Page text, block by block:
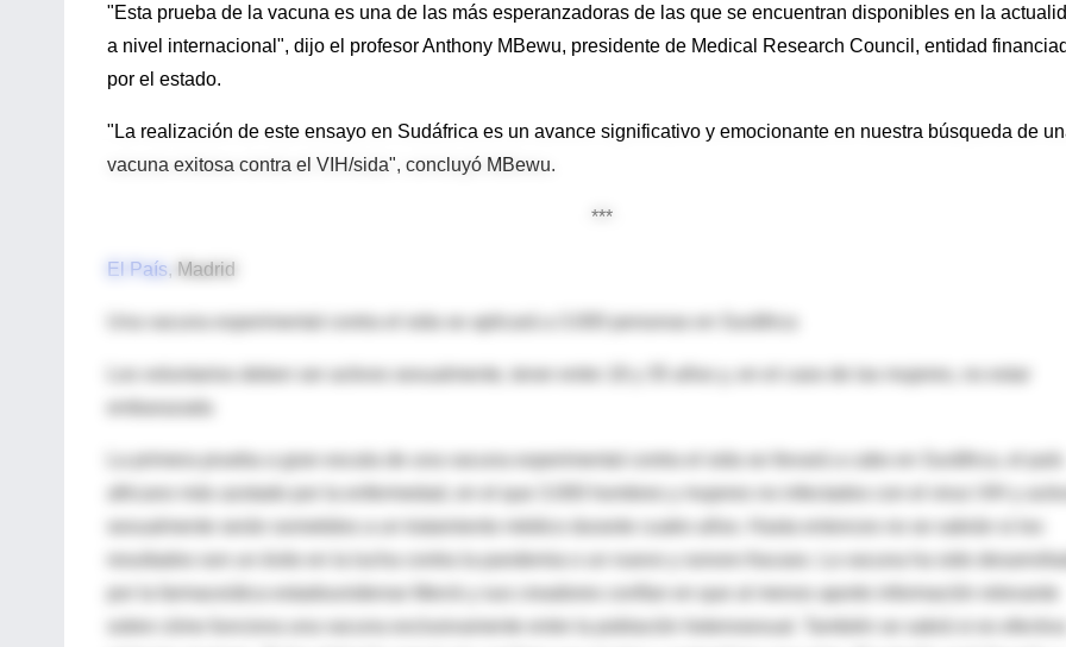
"Esta prueba de la vacuna es una de las más esperanzadoras de las que se encuentran disponibles en la
a nivel internacional", dijo el profesor Anthony MBewu, presidente de Medical Research Council, entidad
por el estado.
"La realización de este ensayo en Sudáfrica es un avance significativo y emocionante en nuestra búsqueda de
vacuna exitosa contra el VIH/sida", concluyó MBewu.
***
El País, Madrid
Una vacuna experimental contra el sida se aplicará a 3.000 personas en Suráfrica
por la farmaceútica estadounidense Merck y sus creadores confían en que al menos aporte información relevante